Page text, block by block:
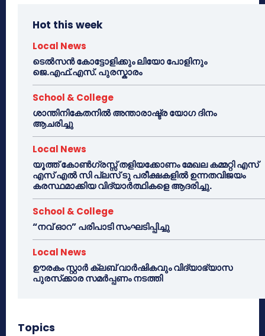
Hot this week
Local News
ടെൽസൻ കോട്ടോളിക്കും ലിയോ പോളിനും
ജെ.എഫ്.എസ്. പുരസ്കാരം
School & College
ശാന്തിനികേതനിൽ അന്താരാഷ്ട്ര യോഗ ദിനം
ആചരിച്ചു
Local News
യൂത്ത് കോൺഗ്രസ്സ് തളിയക്കോണം മേഖല കമ്മറ്റി എസ്
എസ് എൽ സി പ്ലസ് ടു പരീക്ഷകളിൽ ഉന്നതവിജയം
കരസ്ഥമാക്കിയ വിദ്യാർത്ഥികളെ ആദരിച്ചു.
School & College
“നവ് ഓറ” പരിപാടി സംഘടിപ്പിച്ചു
Local News
ഊരകം സ്റ്റാർ ക്ലബ് വാർഷികവും വിദ്യാഭ്യാസ
പുരസ്‌ക്കാര സമർപ്പണം നടത്തി
Topics